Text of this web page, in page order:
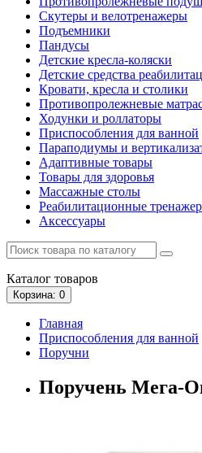
Скутеры и велотренажеры
Подъемники
Пандусы
Детские кресла-коляски
Детские средства
Кровати, кресла и столики
Противопролежневые
Ходунки и роллаторы
Приспособления для ванной
Параподиумы и
Адаптивные товары
Товары для здоровья
Массажные столы
Реабилитационные
Аксессуары
Каталог товаров
Корзина: 0
Главная
Приспособления для ванной
Поручни
Поручень Мега-